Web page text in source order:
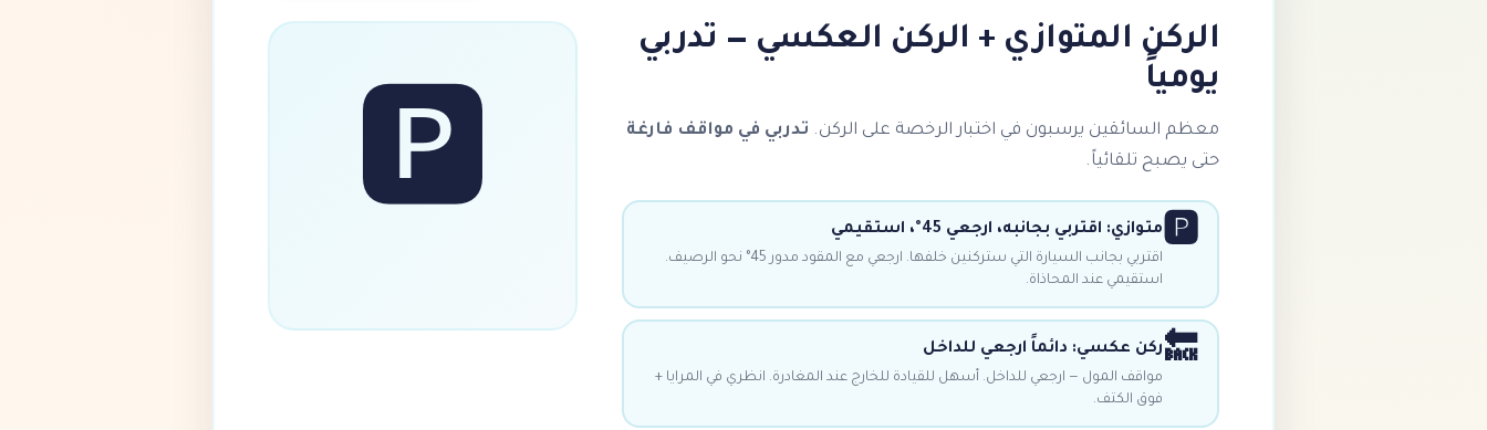
الركن المتوازي + الركن العكسي — تدربي
يومياً
معظم السائقين يرسبون في اختبار الرخصة على الركن. تدربي في مواقف فارغة
حتى يصبح تلقائياً.
🅿️متوازي: اقتربي بجانبه، ارجعي 45°، استقيمي
اقتربي بجانب السيارة التي ستركنين خلفها. ارجعي مع المقود مدور 45° نحو الرصيف.
استقيمي عند المحاذاة.
🔙ركن عكسي: دائماً ارجعي للداخل
مواقف المول — ارجعي للداخل. أسهل للقيادة للخارج عند المغادرة. انظري في المرايا +
فوق الكتف.
🅿️